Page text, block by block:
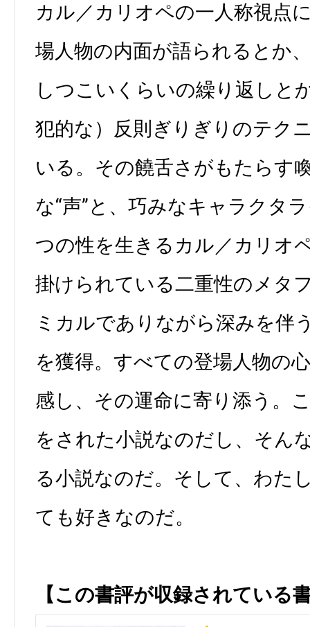
カル／カリオペの一人称視点
場人物の内面が語られるとか
しつこいくらいの繰り返しと
犯的な）反則ぎりぎりのテク
いる。その饒舌さがもたらす
な“声”と、巧みなキャラクタ
つの性を生きるカル／カリオ
掛けられている二重性のメタ
ミカルでありながら深みを伴
を獲得。すべての登場人物の
感し、その運命に寄り添う。
をされた小説なのだし、そん
る小説なのだ。そして、わた
ても好きなのだ。
【この書評が収録されている